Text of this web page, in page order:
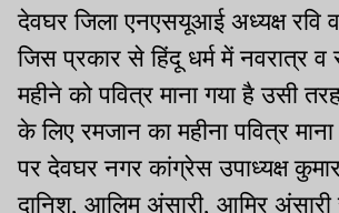
देवघर जिला एनएसयूआई अध्यक्ष रवि
जिस प्रकार से हिंदू धर्म में नवरात्र
महीने को पवित्र माना गया है उसी
के लिए रमजान का महीना पवित्र
पर देवघर नगर कांग्रेस उपाध्यक्ष
दानिश, आलिम अंसारी, आमिर